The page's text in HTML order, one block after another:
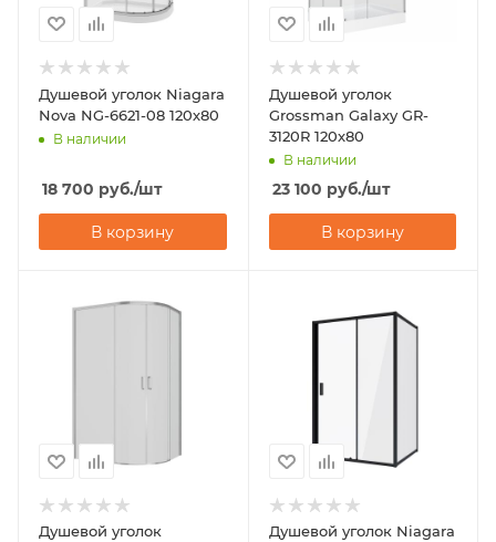
Душевой уголок Niagara
Nova NG-6621-08 120х80
В наличии
18 700 руб./шт
В корзину
Душевой уголок
Grossman Galaxy GR-
3120R 120х80
В наличии
23 100 руб./шт
В корзину
Душевой уголок
Душевой уголок Niagara